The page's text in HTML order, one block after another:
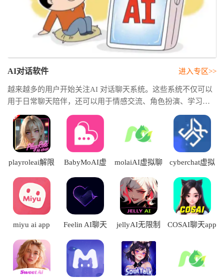
AI对话软件
越来越多的用户开始关注AI 对话聊天系统。这些系统不仅可以
用于日常聊天陪伴，还可以用于情感交流、角色扮演、学习问
答、创意写作等多种场景。AI 对话生成器能够快速生成各种对
话内容,帮助完成故事构思、脚本创作以及灵感延伸。AI 对话机
器人免费软件还具有实时反馈和智能优化功能，使整个聊天体
验更加贴近真实交流。
进入专区>>
playroleai解限
BabyMoAI虚
molaiAI虚拟聊
cyberchat虚拟
miyu ai app
Feelin AI聊天
jellyAI无限制
COSAI聊天app